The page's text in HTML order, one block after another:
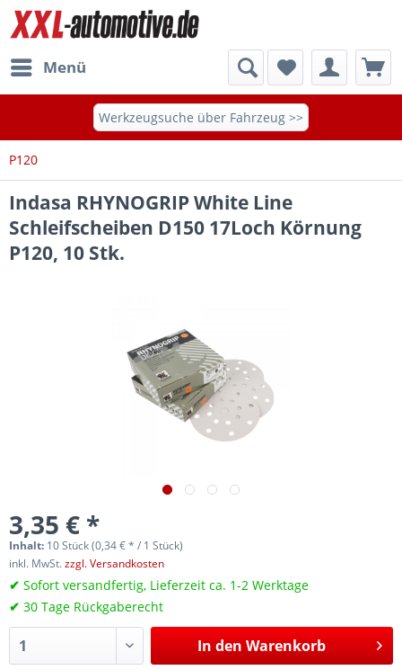
Menü
Werkzeugsuche über Fahrzeug >>
P120
Indasa RHYNOGRIP White Line
Schleifscheiben D150 17Loch Körnung
P120, 10 Stk.
3,35 € *
Inhalt: 10 Stück (0,34 € * / 1 Stück)
inkl. MwSt.zzgl. Versandkosten
✔ Sofort versandfertig, Lieferzeit ca. 1-2 Werktage
✔ 30 Tage Rückgaberecht
In den Warenkorb